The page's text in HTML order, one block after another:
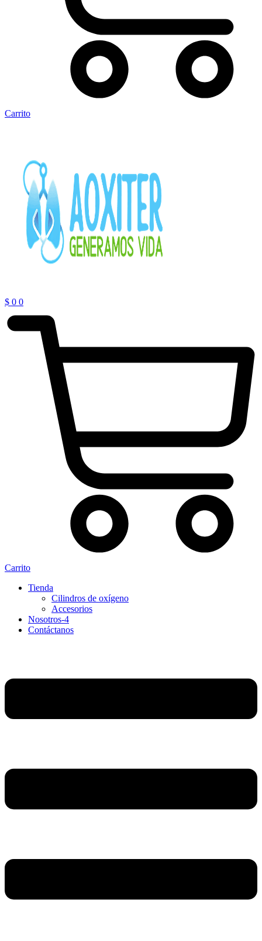
Carrito
$ 0 0
Carrito
Tienda
Cilindros de oxígeno
Accesorios
Nosotros-4
Contáctanos